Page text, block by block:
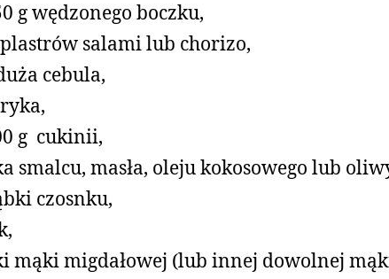
g wędzonego boczku,
salami lub chorizo,
cebula,
g cukinii,
smalcu, masła, oleju kokosowego lub
czosnku,
mąki migdałowej (lub innej dowolnej